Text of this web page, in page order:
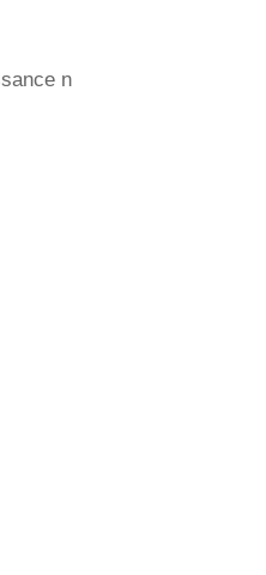
n